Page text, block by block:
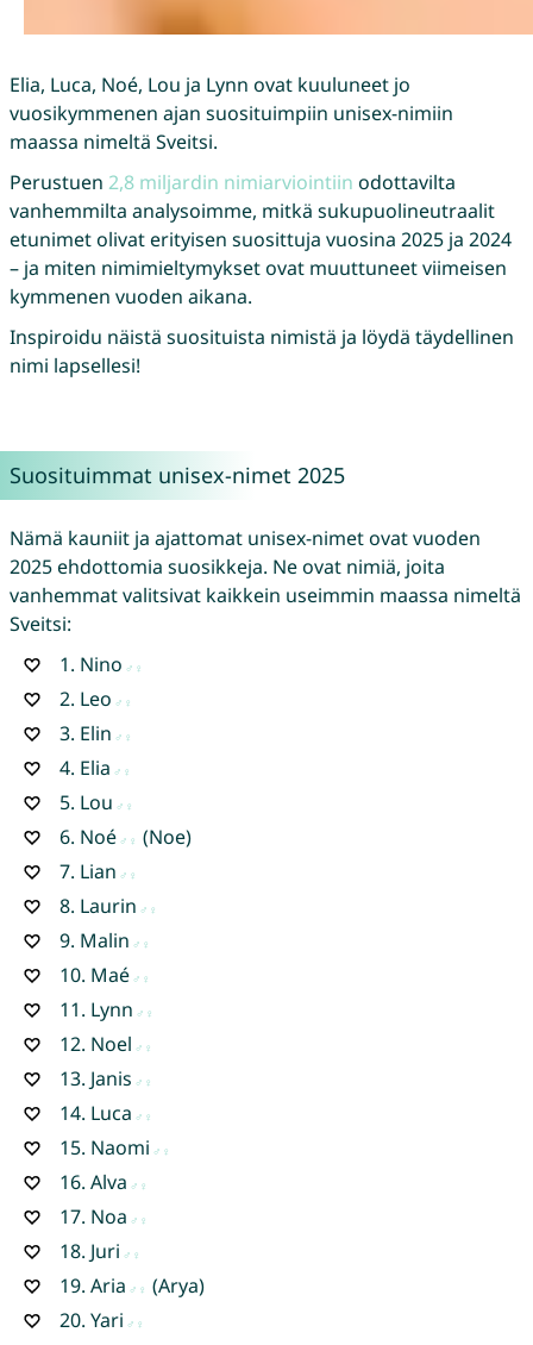
Elia, Luca, Noé, Lou ja Lynn ovat kuuluneet jo
vuosikymmenen ajan suosituimpiin unisex-nimiin
maassa nimeltä Sveitsi.
Perustuen 2,8 miljardin nimiarviointiin odottavilta
vanhemmilta analysoimme, mitkä sukupuolineutraalit
etunimet olivat erityisen suosittuja vuosina 2025 ja 2024
– ja miten nimimieltymykset ovat muuttuneet viimeisen
kymmenen vuoden aikana.
Inspiroidu näistä suosituista nimistä ja löydä täydellinen
nimi lapsellesi!
Suosituimmat unisex-nimet 2025
Nämä kauniit ja ajattomat unisex-nimet ovat vuoden
2025 ehdottomia suosikkeja. Ne ovat nimiä, joita
vanhemmat valitsivat kaikkein useimmin maassa nimeltä
Sveitsi:
1. Nino
2. Leo
3. Elin
4. Elia
5. Lou
6. Noé
(Noe)
7. Lian
8. Laurin
9. Malin
10. Maé
11. Lynn
12. Noel
13. Janis
14. Luca
15. Naomi
16. Alva
17. Noa
18. Juri
19. Aria
(Arya)
20. Yari